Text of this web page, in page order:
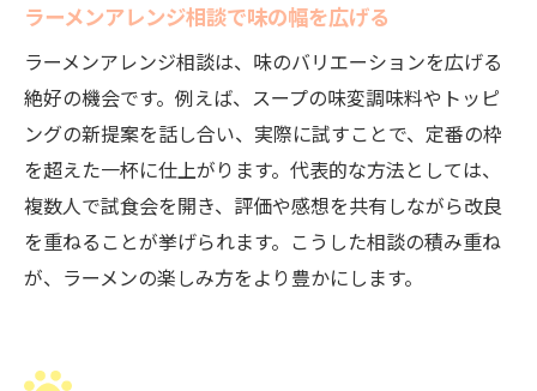
ラーメンアレンジ相談で味の幅を広げる
ラーメンアレンジ相談は、味のバリエーションを広げる
絶好の機会です。例えば、スープの味変調味料やトッピ
ングの新提案を話し合い、実際に試すことで、定番の枠
を超えた一杯に仕上がります。代表的な方法としては、
複数人で試食会を開き、評価や感想を共有しながら改良
を重ねることが挙げられます。こうした相談の積み重ね
が、ラーメンの楽しみ方をより豊かにします。